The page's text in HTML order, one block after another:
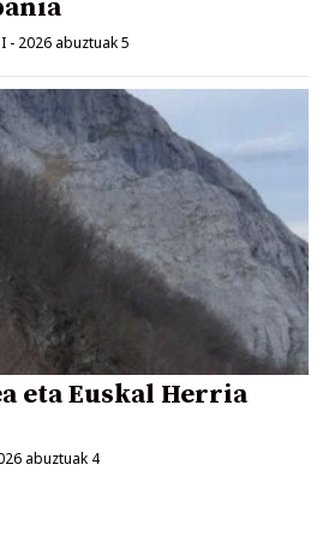
- 2026 abuztuak 5
eta Euskal Herria
abuztuak 4